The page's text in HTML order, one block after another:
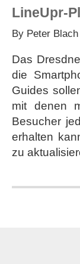
LineUpr-
By Peter Blach
Das
die
Guides
mit denen
Besucher
erhalten
zu